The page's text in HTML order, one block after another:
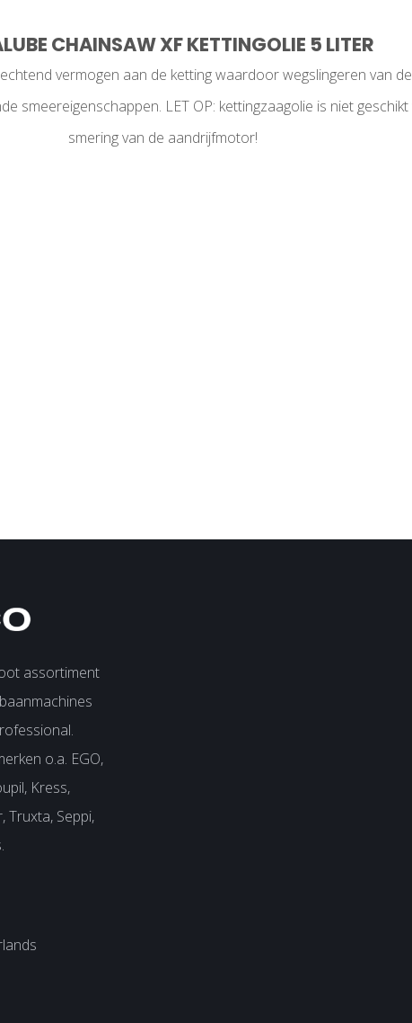
CHAINSAW XF KETTINGOLIE 5 LITER
vermogen aan de ketting waardoor wegslingeren van
smeereigenschappen. LET OP: kettingzaagolie is niet
smering van de aandrijfmotor!
assortiment
o.a. EGO,
Kress,
Truxta, Seppi,